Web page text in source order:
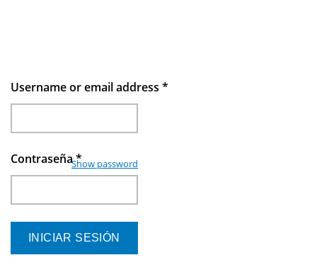
Username or email address *
Contraseña*
Show password